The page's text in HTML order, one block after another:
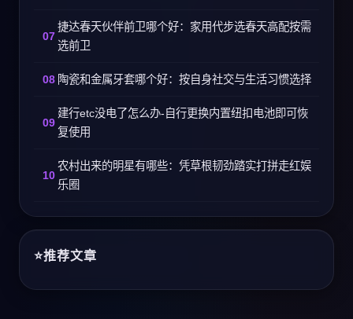
捷达春天伙伴前卫哪个好：家用代步选春天高配按需
选前卫
陶瓷和金属牙套哪个好：按自身社交与生活习惯选择
建行etc没电了怎么办-自行更换内置纽扣电池即可恢
复使用
农村出来的明星有哪些：凭草根韧劲踏实打拼走红娱
乐圈
推荐文章